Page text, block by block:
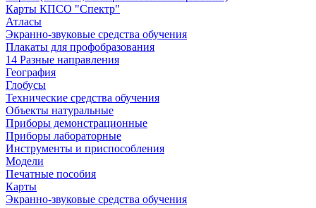
Карты КПСО "Спектр"
Атласы
Экранно-звуковые средства обучения
Плакаты для профобразования
14 Разные направления
География
Глобусы
Технические средства обучения
Объекты натуральные
Приборы демонстрационные
Приборы лабораторные
Инструменты и приспособления
Модели
Печатные пособия
Карты
Экранно-звуковые средства обучения